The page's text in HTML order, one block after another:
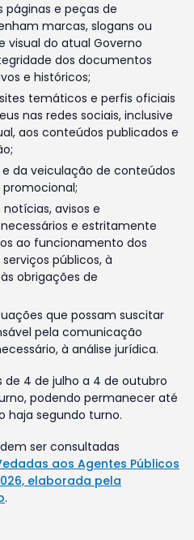
páginas e peças de
marcas, slogans ou
visual do atual Governo
dos documentos
e históricos;
temáticos e perfis oficiais
nas redes sociais, inclusive
aos conteúdos publicados e
da veiculação de conteúdos
avisos e
e estritamente
ao funcionamento dos
públicos, à
obrigações de
que possam suscitar
pela comunicação
à análise jurídica.
de 4 de julho a 4 de outubro
podendo permanecer até
haja segundo turno.
ser consultadas
aos Agentes Públicos
elaborada pela
.